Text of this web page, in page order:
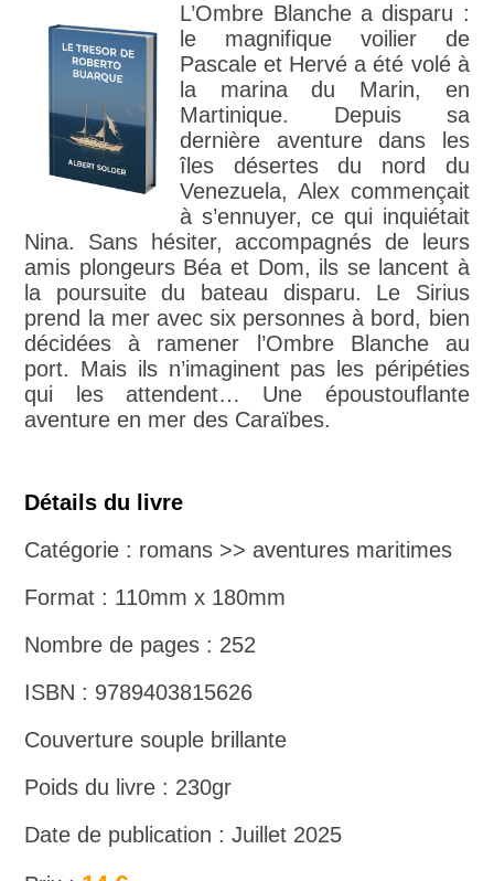
L’Ombre Blanche a disparu :
le magnifique voilier de
Pascale et Hervé a été volé à
la marina du Marin, en
Martinique. Depuis sa
dernière aventure dans les
îles désertes du nord du
Venezuela, Alex commençait
à s’ennuyer, ce qui inquiétait
Nina. Sans hésiter, accompagnés de leurs
amis plongeurs Béa et Dom, ils se lancent à
la poursuite du bateau disparu. Le Sirius
prend la mer avec six personnes à bord, bien
décidées à ramener l’Ombre Blanche au
port. Mais ils n’imaginent pas les péripéties
qui les attendent… Une époustouflante
aventure en mer des Caraïbes.
Détails du livre
Catégorie : romans >> aventures maritimes
Format : 110mm x 180mm
Nombre de pages : 252
ISBN : 9789403815626
Couverture souple brillante
Poids du livre : 230gr
Date de publication : Juillet 2025